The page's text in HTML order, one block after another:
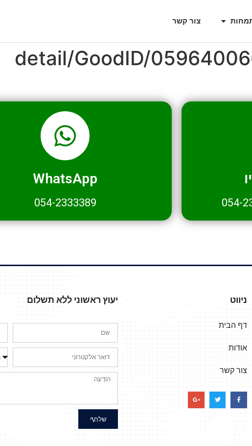
צור קשר
detail/GoodID/
054-
WhatsApp
054-2333389
ניווט
דף הבית
אודות
צור קשר
יעוץ ראשוני ללא תשלום
שלח\י